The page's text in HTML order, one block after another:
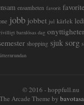
ensamheten favorit
jobb jobbet jul kärlek
barnlösas dag onyttigheter
shopping sjuk sorg
© 2016 - hoppfull.nu
The Arcade Theme by